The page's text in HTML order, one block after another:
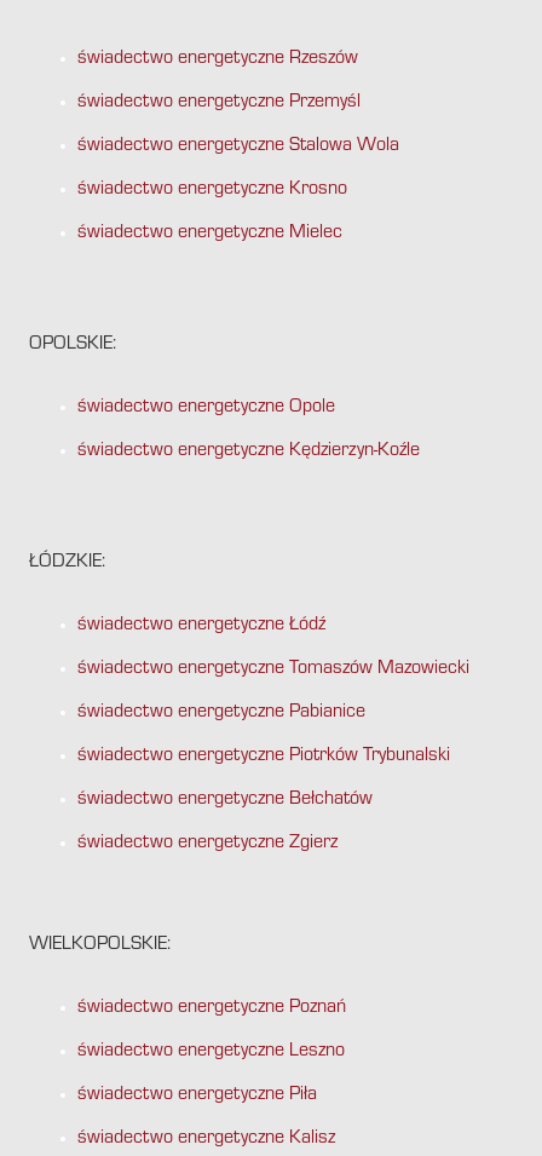
świadectwo energetyczne Rzeszów
świadectwo energetyczne Przemyśl
świadectwo energetyczne Stalowa Wola
świadectwo energetyczne Krosno
świadectwo energetyczne Mielec
OPOLSKIE:
świadectwo energetyczne Opole
świadectwo energetyczne Kędzierzyn-Koźle
ŁÓDZKIE:
świadectwo energetyczne Łódź
świadectwo energetyczne Tomaszów Mazowiecki
świadectwo energetyczne Pabianice
świadectwo energetyczne Piotrków Trybunalski
świadectwo energetyczne Bełchatów
świadectwo energetyczne Zgierz
WIELKOPOLSKIE:
świadectwo energetyczne Poznań
świadectwo energetyczne Leszno
świadectwo energetyczne Piła
świadectwo energetyczne Kalisz